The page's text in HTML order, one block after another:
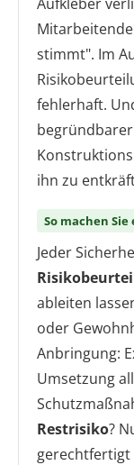
stimmt". Im
fehlerhaft.
ihn zu
So machen
Jeder
ableiten
oder
Anbringung:
Umsetzung
Restrisiko?